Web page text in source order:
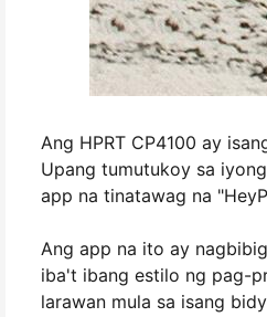
Ang HPRT CP4100 ay
Upang tumutukoy sa
app na tinatawag na
Ang app na ito ay
iba't ibang estilo ng pag-
larawan mula sa isang